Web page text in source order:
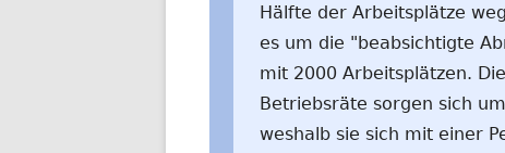
Hälfte der Arbeitsplätze
es um die "beabsichtigte
mit 2000 Arbeitsplätzen.
Betriebsräte sorgen sich
weshalb sie sich mit einer